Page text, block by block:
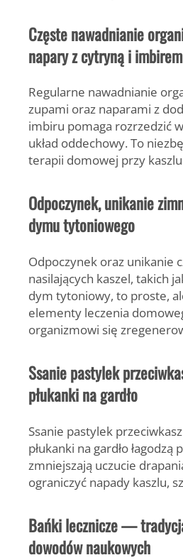
Częste nawadnianie
napary z cytryną i imbirem
Regularne nawadnianie
zupami oraz naparami z
imbiru pomaga rozrzedzić
układ oddechowy. To
terapii domowej przy
Odpoczynek, unikanie
dymu tytoniowego
Odpoczynek oraz unikanie
nasilających kaszel, takich
dym tytoniowy, to proste,
elementy leczenia
organizmowi się
Ssanie pastylek
płukanki na gardło
Ssanie pastylek
płukanki na gardło łagodzą
zmniejszają uczucie
ograniczyć napady kaszlu,
Bańki lecznicze —
dowodów naukowych